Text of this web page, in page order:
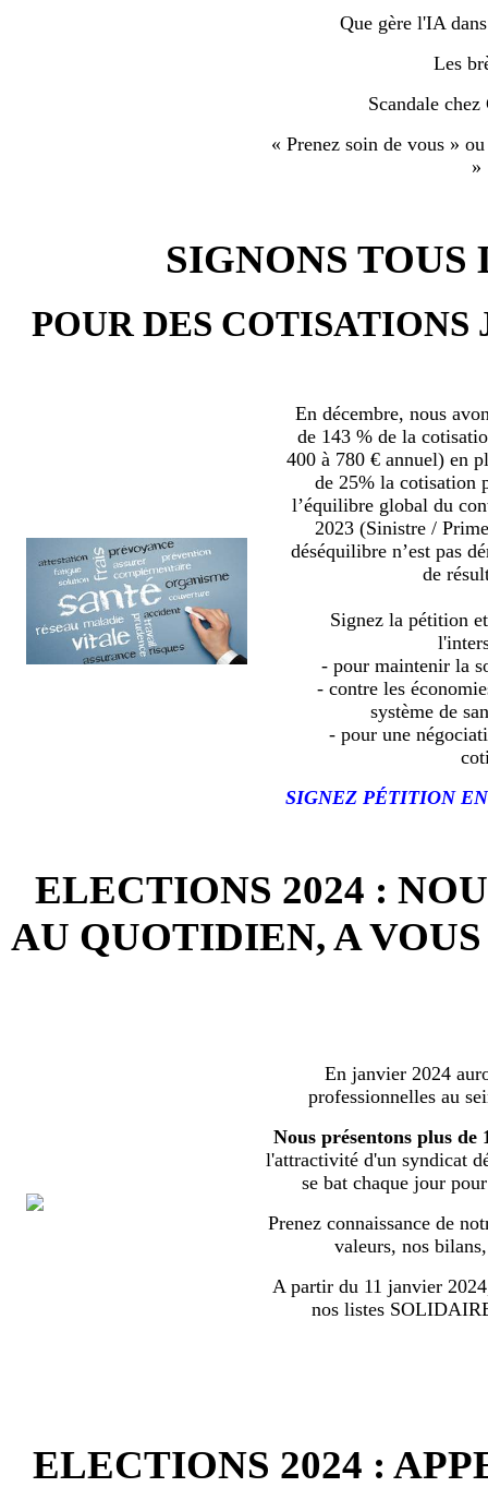
Que gère l'IA
Les
Scandale
« Prenez soin de vous »
»
SIGNONS
POUR DES COTISATIONS
En décembre, nous
de 143 % de la
400 à 780 € annuel) en
de 25% la cotisation
l’équilibre global du
2023 (Sinistre /
déséquilibre n’est pas
de
Signez la pétition
- pour maintenir la
- contre les
système de
- pour une
SIGNEZ PÉTITION
ELECTIONS 2024 :
AU QUOTIDIEN, A
En janvier 2024
professionnelles au
Nous présentons plus de
l'attractivité d'un syndicat
se bat chaque jour
Prenez connaissance de
valeurs, nos
A partir du 11 janvier
nos listes
ELECTIONS 2024 :